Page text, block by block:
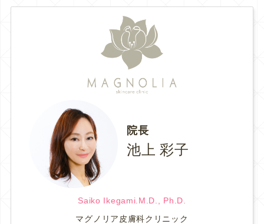
院長
池上 彩子
Saiko Ikegami.M.D., Ph.D.
マグノリア皮膚科クリニック